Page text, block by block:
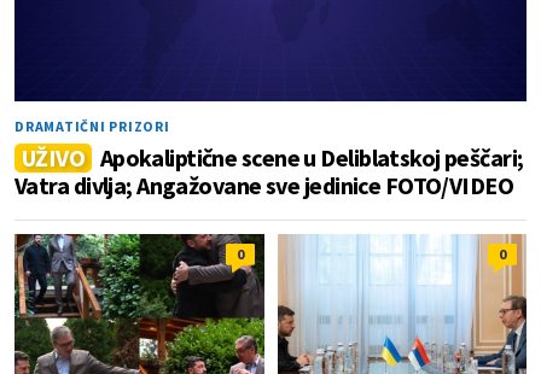
DRAMATIČNI PRIZORI
UŽIVO Apokaliptične scene u Deliblatskoj peščari;
Vatra divlja; Angažovane sve jedinice FOTO/VIDEO
0 0